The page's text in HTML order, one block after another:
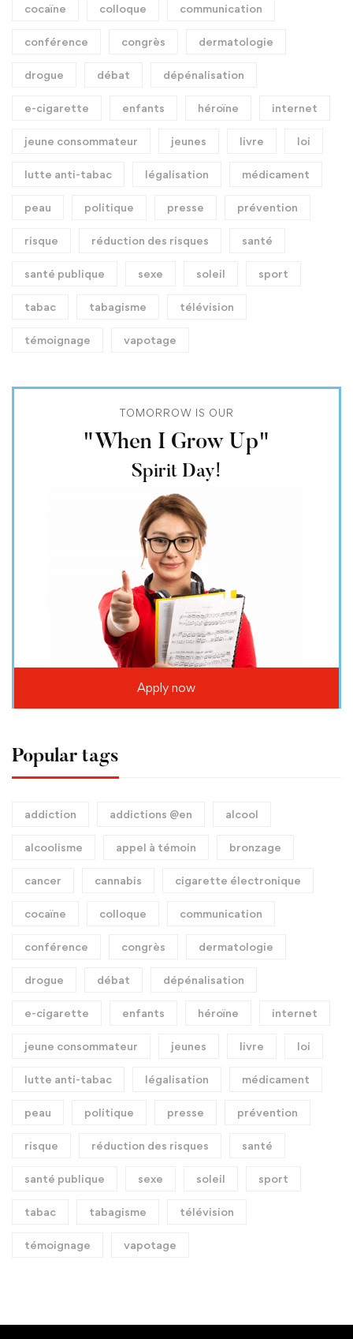
cocaïne colloque communication
conférence congrès dermatologie
drogue débat dépénalisation
e-cigarette enfants héroïne internet
jeune consommateur jeunes livre loi
lutte anti-tabac légalisation médicament
peau politique presse prévention
risque réduction des risques santé
santé publique sexe soleil sport
tabac tabagisme télévision
témoignage vapotage
TOMORROW IS OUR
"When I Grow Up"
Spirit Day!
Apply now
Popular tags
addiction addictions @en alcool
alcoolisme appel à témoin bronzage
cancer cannabis cigarette électronique
cocaïne colloque communication
conférence congrès dermatologie
drogue débat dépénalisation
e-cigarette enfants héroïne internet
jeune consommateur jeunes livre loi
lutte anti-tabac légalisation médicament
peau politique presse prévention
risque réduction des risques santé
santé publique sexe soleil sport
tabac tabagisme télévision
témoignage vapotage